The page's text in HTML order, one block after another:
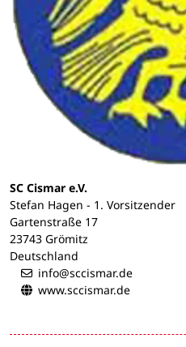
SC Cismar e.V.
Stefan Hagen - 1. Vorsitzender
Gartenstraße 17
23743 Grömitz
Deutschland
info@sccismar.de
www.sccismar.de